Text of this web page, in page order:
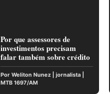
Por que assessores de
investimentos precisam
falar também sobre crédito
Por Weliton Nunez | jornalista |
MTB 1697/AM